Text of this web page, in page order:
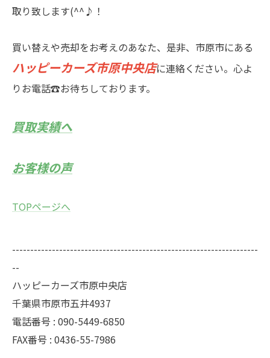
取り致します(^^♪！
買い替えや売却をお考えのあなた、是非、市原市にある
ハッピーカーズ市原中央店に連絡ください。心よ
りお電話☎お待ちしております。
買取実績へ
お客様の声
TOPページへ
--------------------------------------------------------------------
--
ハッピーカーズ市原中央店
千葉県市原市五井4937
電話番号 : 090-5449-6850
FAX番号 : 0436-55-7986